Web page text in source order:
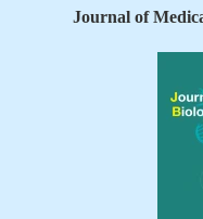
Journal of